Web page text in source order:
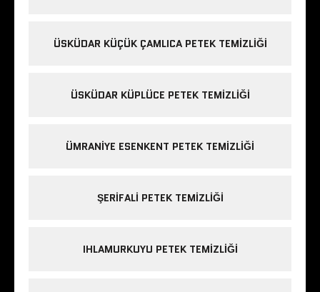
ÜSKÜDAR KÜÇÜK ÇAMLICA PETEK TEMIZLIĞI
ÜSKÜDAR KÜPLÜCE PETEK TEMIZLIĞI
ÜMRANIYE ESENKENT PETEK TEMIZLIĞI
ŞERIFALI PETEK TEMIZLIĞI
IHLAMURKUYU PETEK TEMIZLIĞI